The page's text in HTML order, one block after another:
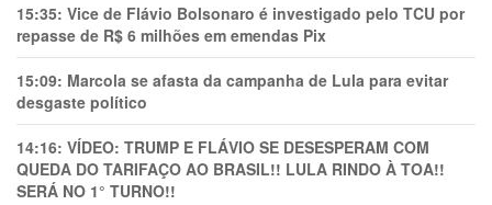
15:35: Vice de Flávio Bolsonaro é investigado pelo TCU por
repasse de R$ 6 milhões em emendas Pix
15:09: Marcola se afasta da campanha de Lula para evitar
desgaste político
14:16: VÍDEO: TRUMP E FLÁVIO SE DESESPERAM COM
QUEDA DO TARIFAÇO AO BRASIL!! LULA RINDO À TOA!!
SERÁ NO 1° TURNO!!